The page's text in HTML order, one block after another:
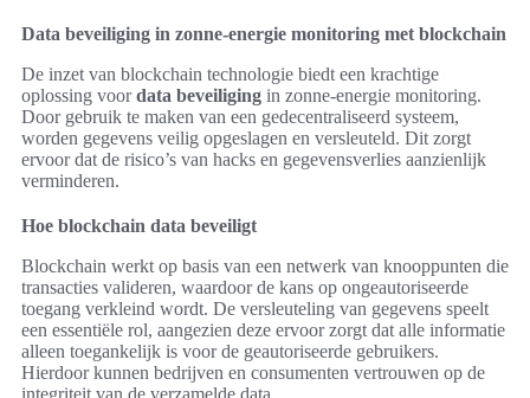
Data beveiliging in zonne-energie monitoring met blockchain
De inzet van blockchain technologie biedt een krachtige
oplossing voordata beveiliging in zonne-energie monitoring.
Door gebruik te maken van een gedecentraliseerd systeem,
worden gegevens veilig opgeslagen en versleuteld. Dit zorgt
ervoor dat de risico’s van hacks en gegevensverlies aanzienlijk
verminderen.
Hoe blockchain data beveiligt
Blockchain werkt op basis van een netwerk van knooppunten die
transacties valideren, waardoor de kans op ongeautoriseerde
toegang verkleind wordt. De versleuteling van gegevens speelt
een essentiële rol, aangezien deze ervoor zorgt dat alle informatie
alleen toegankelijk is voor de geautoriseerde gebruikers.
Hierdoor kunnen bedrijven en consumenten vertrouwen op de
integriteit van de verzamelde data.